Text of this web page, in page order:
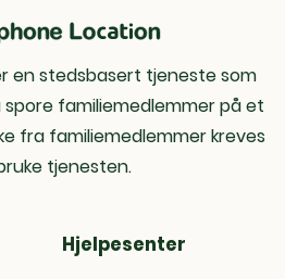
en stedsbasert tjeneste som
familiemedlemmer på et
fra familiemedlemmer kreves
tjenesten.
Hjelpesenter